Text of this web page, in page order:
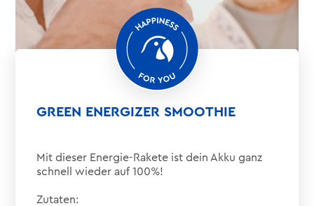
GREEN ENERGIZER SMOOTHIE
Mit dieser Energie-Rakete ist dein Akku ganz
schnell wieder auf 100%!
Zutaten: